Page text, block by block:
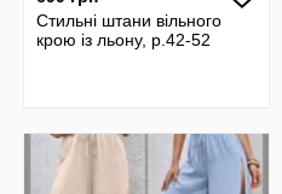
Стильні штани вільного
крою із льону, р.42-52